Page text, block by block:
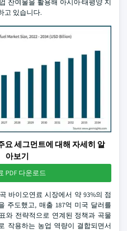
잔여물을 활용해 아시아·태평양 지
고 있습니다.
요 세그먼트에 대해 자세히 알
아보기
PDF 다운로드
바이오연료 시장에서 약 93%의 점
주도했고, 매출 187억 미국 달러를
와 전략적으로 연계된 정책과 곡물
작용하는 농업 역량이 결합되면서